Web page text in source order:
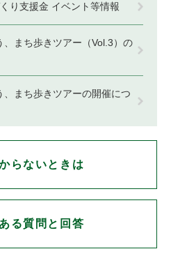
り支援金 イベント等情報
まち歩きツアー（Vol.3）の
まち歩きツアーの開催につ
らないときは
る質問と回答